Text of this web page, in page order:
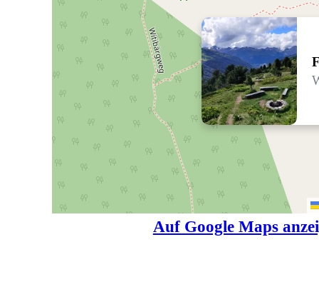
Auf Google Maps